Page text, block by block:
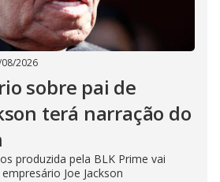
2026
sobre pai de
terá narração do
produzida pela BLK Prime vai
Joe Jackson